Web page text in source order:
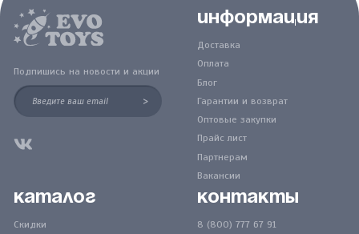
Подпишись на новости и акции
>
Информация
Доставка
Оплата
Блог
Гарантии и возврат
Оптовые закупки
Прайс лист
Партнерам
Вакансии
Каталог
Скидки
Контакты
8 (800) 777 67 91